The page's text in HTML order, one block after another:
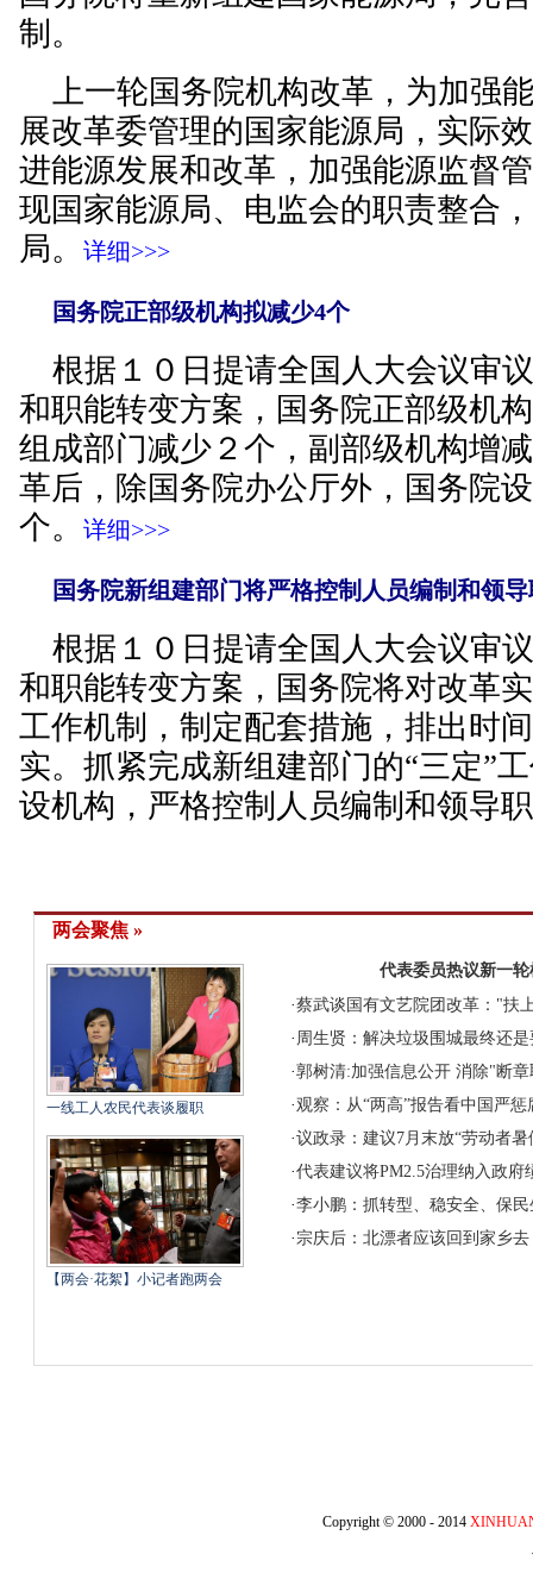
制。
上一轮国务院机构改革，为加强
展改革委管理的国家能源局，实际
进能源发展和改革，加强能源监督
现国家能源局、电监会的职责整合
局。详细>>>
国务院正部级机构拟减少4个
根据１０日提请全国人大会议审
和职能转变方案，国务院正部级机
组成部门减少２个，副部级机构增
革后，除国务院办公厅外，国务院
个。详细>>>
国务院新组建部门将严格控制人员编制和领
根据１０日提请全国人大会议审
和职能转变方案，国务院将对改革
工作机制，制定配套措施，排出时
实。抓紧完成新组建部门的“三定”
设机构，严格控制人员编制和领导
两会聚焦 »
一线工人农民代表谈履职
【两会·花絮】小记者跑两会
代表委员热议新一
·蔡武谈国有文艺院团改革："扶
· 周生贤：解决垃圾围城最终还
·郭树清:加强信息公开 消除"断
·观察：从“两高”报告看中国严惩
·议政录：建议7月末放“劳动者暑
·代表建议将PM2.5治理纳入政府
·李小鹏：抓转型、稳安全、保
·宗庆后：北漂者应该回到家乡去
Copyright © 2000 - 2014